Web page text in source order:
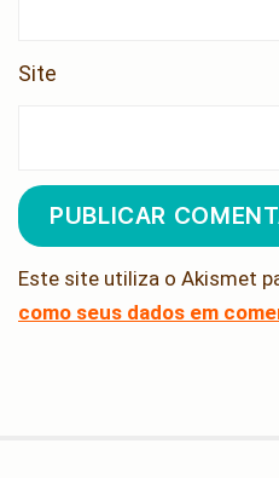
Site
Este site utiliza o Akismet
como seus dados em